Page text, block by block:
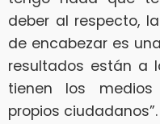
deber al respecto,
de encabezar es
resultados están a
tienen los
propios ciudadanos”.